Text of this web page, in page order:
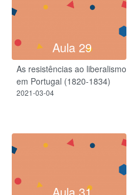
Aula 29
As resistências ao liberalismo
em Portugal (1820-1834)
2021-03-04